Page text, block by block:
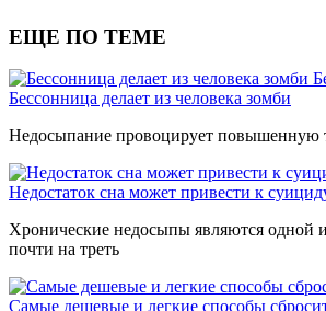
ЕЩЕ ПО ТЕМЕ
Бессонница делает из человека зомби
Недосыпание провоцирует повышенную
Недостаток сна может привести к
Хронические недосыпы являются одной
почти на треть
Самые дешевые и легкие способы